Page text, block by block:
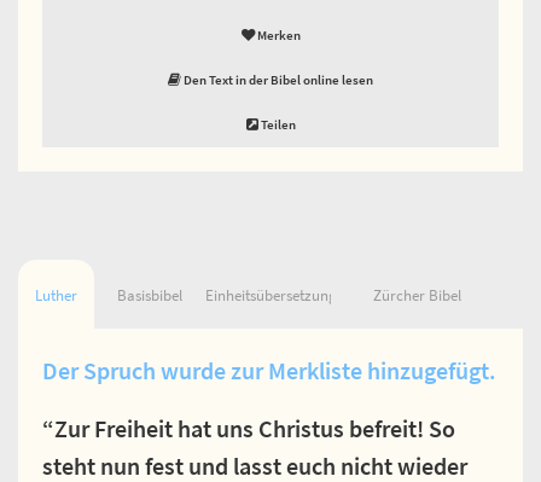
Merken
Den Text in der Bibel online lesen
Teilen
Luther Basisbibel Einheitsübersetzung Zürcher Bibel
Der Spruch wurde zur Merkliste hinzugefügt.
“Zur Freiheit hat uns Christus befreit! So
steht nun fest und lasst euch nicht wieder